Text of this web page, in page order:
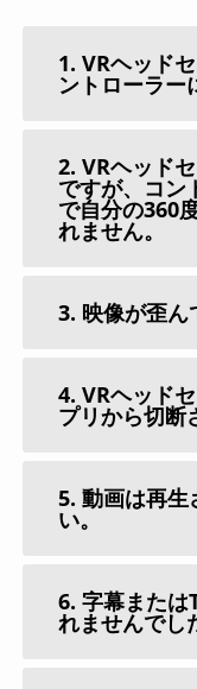
1. VRヘッド
ントローラー
2. VRヘッド
ですが、コン
で自分の360
れません。
3. 映像が歪ん
4. VRヘッド
プリから切断
5. 動画は再生
い。
6. 字幕または
れませんでし